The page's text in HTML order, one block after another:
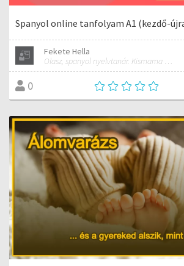
Spanyol online tanfolyam A1 (kezdő-
Fekete Hella
Olasz, spanyol nyelvtanár. Kismama és női jóga oktató.
0